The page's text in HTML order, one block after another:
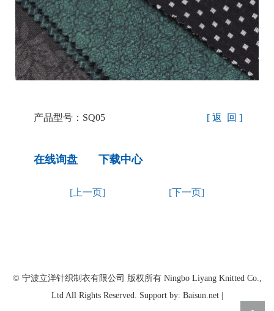
产品型号：SQ05 [ 返 回 ]
在线询盘 下载中心
[上一页] [下一页]
© 宁波立洋针织制衣有限公司 版权所有 Ningbo Liyang Knitted Co.,
Ltd All Rights Reserved. Support by: Baisun.net |